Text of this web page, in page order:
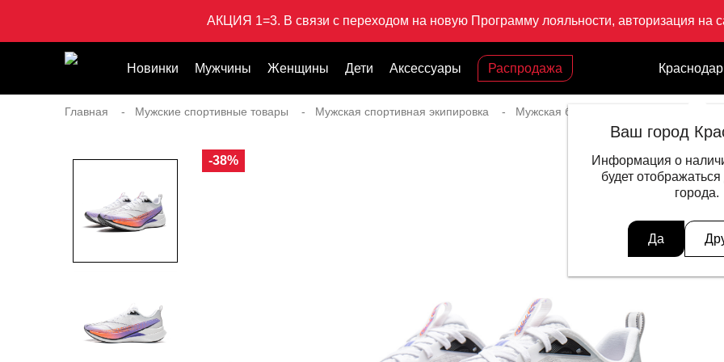
АКЦИЯ 1=3. В связи с переходом на новую Программу лояльности, авторизация на
Новинки Мужчины Женщины Дети Аксессуары Распродажа Краснодар
Ваш город
Информация о
будет
города.
Да
Главная Мужские спортивные товары Мужская спортивная экипировка Мужская беговая экипировка
-38%